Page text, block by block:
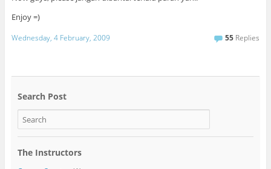
Enjoy =)
Wednesday, 4 February, 2009 55 Replies
Search Post
The Instructors